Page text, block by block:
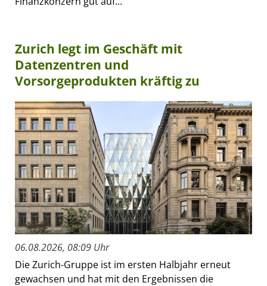
Zurich legt im Geschäft mit
Datenzentren und
Vorsorgeprodukten kräftig zu
06.08.2026, 08:09 Uhr
Die Zurich-Gruppe ist im ersten Halbjahr erneut
gewachsen und hat mit den Ergebnissen die